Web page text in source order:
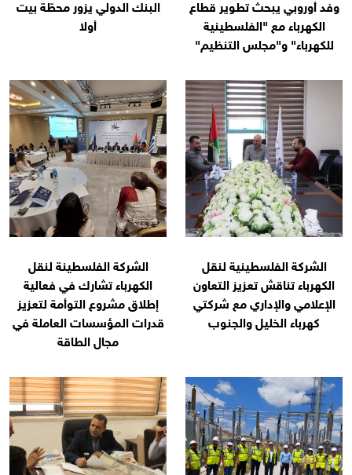
وفد أوروبي يبحث تطوير قطاع
الكهرباء مع "الفلسطينية
للكهرباء" و"مجلس التنظيم"
البنك الدولي يزور محطّة بيت
أولا
الشركة الفلسطينية لنقل
الكهرباء تناقش تعزيز التعاون
الإعلامي والإداري مع شركتي
كهرباء الخليل والجنوب
الشركة الفلسطينة لنقل
الكهرباء تشارك في فعالية
إطلاق مشروع التوأمة لتعزيز
قدرات المؤسسات العاملة في
مجال الطاقة